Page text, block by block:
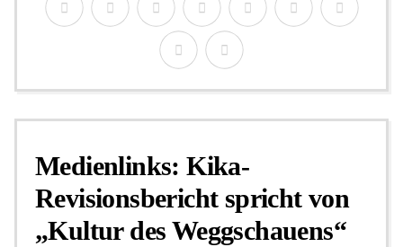
Medienlinks: Kika-
Revisionsbericht spricht von
„Kultur des Weggschauens“